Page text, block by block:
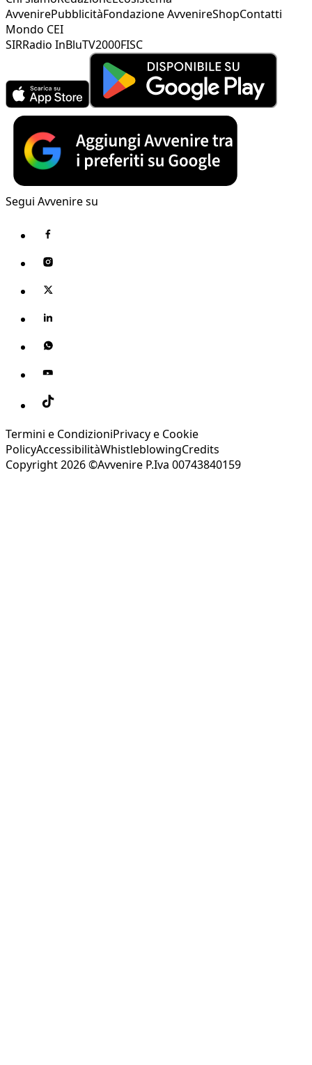
AvvenirePubblicitàFondazione AvvenireShopContatti
Mondo CEI
SIRRadio InBluTV2000FISC
Segui Avvenire su
Termini e CondizioniPrivacy e Cookie
PolicyAccessibilitàWhistleblowingCredits
Copyright 2026 ©Avvenire P.Iva 00743840159